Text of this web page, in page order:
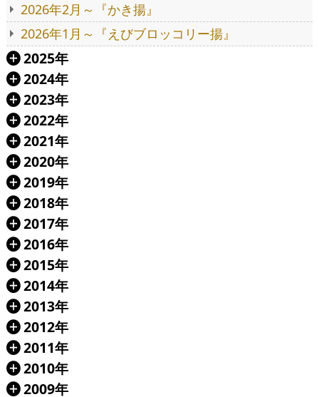
2026年2月～『かき揚』
2026年1月～『えびブロッコリー揚』
Á 2025年
Á 2024年
Á 2023年
Á 2022年
Á 2021年
Á 2020年
Á 2019年
Á 2018年
Á 2017年
Á 2016年
Á 2015年
Á 2014年
Á 2013年
Á 2012年
Á 2011年
Á 2010年
Á 2009年